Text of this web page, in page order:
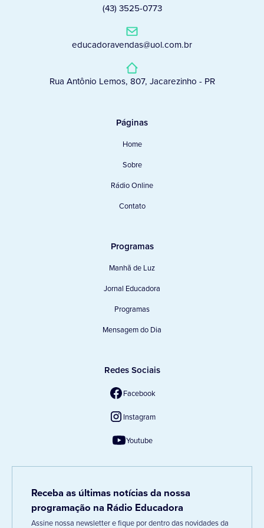
(43) 3525-0773
educadoravendas@uol.com.br
Rua Antônio Lemos, 807, Jacarezinho - PR
Páginas
Home
Sobre
Rádio Online
Contato
Programas
Manhã de Luz
Jornal Educadora
Programas
Mensagem do Dia
Redes Sociais
Facebook
Instagram
Youtube
Receba as últimas notícias da nossa
programação na Rádio Educadora
Assine nossa newsletter e fique por dentro das novidades da